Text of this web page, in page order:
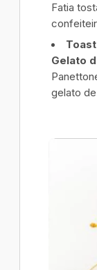
Fatia
Gelato
gelato